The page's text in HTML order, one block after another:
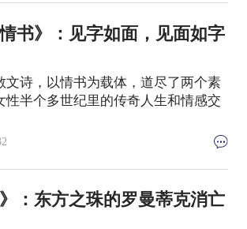
情书》：见字如面，见面如字
文诗，以情书为载体，道尽了两个素
性半个多世纪里的传奇人生和情感交
》：东方之珠的罗曼蒂克消亡